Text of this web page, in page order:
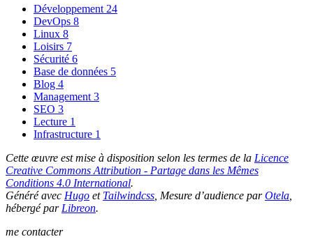
Développement 24
DevOps 8
Linux 8
Loisirs 7
Sécurité 6
Base de données 5
Blog 4
Management 3
SEO 3
Lecture 1
Infrastructure 1
Cette œuvre est mise à disposition selon les termes de la Licence
Creative Commons Attribution - Partage dans les Mêmes
Conditions 4.0 International.
Généré avec Hugo et Tailwindcss , Mesure d’audience parOtela
hébergé par Libreon.
me contacter